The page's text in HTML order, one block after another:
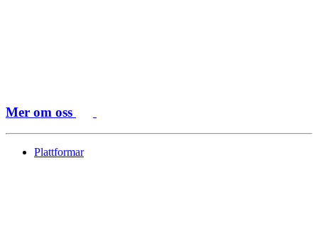
Mer om oss
Plattformar